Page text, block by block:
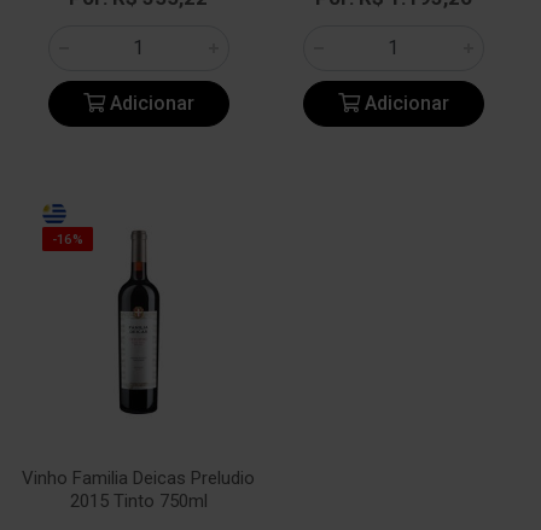
Adicionar Adicionar
-16%
Vinho Familia Deicas Preludio
2015 Tinto 750ml